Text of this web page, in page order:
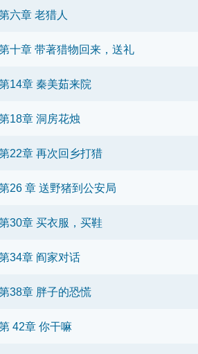
六章 老猎人
十章 带著猎物回来，送礼
14章 秦美茹来院
18章 洞房花烛
22章 再次回乡打猎
26 章 送野猪到公安局
30章 买衣服，买鞋
34章 阎家对话
38章 胖子的恐慌
42章 你干嘛